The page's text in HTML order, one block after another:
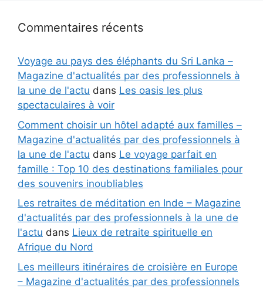
Commentaires récents
Voyage au pays des éléphants du Sri Lanka –
Magazine d'actualités par des professionnels à
la une de l'actu dans Les oasis les plus
spectaculaires à voir
Comment choisir un hôtel adapté aux familles –
Magazine d'actualités par des professionnels à
la une de l'actu dans Le voyage parfait en
famille : Top 10 des destinations familiales pour
des souvenirs inoubliables
Les retraites de méditation en Inde – Magazine
d'actualités par des professionnels à la une de
l'actu dans Lieux de retraite spirituelle en
Afrique du Nord
Les meilleurs itinéraires de croisière en Europe
– Magazine d'actualités par des professionnels